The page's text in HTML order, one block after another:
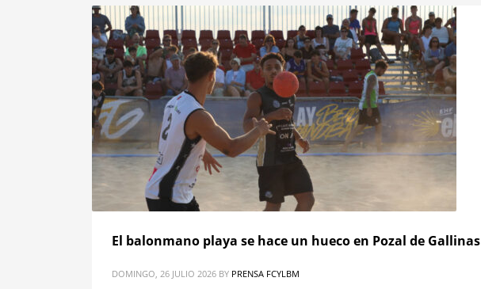
El balonmano playa se hace un hueco en Pozal de Gallinas
DOMINGO, 26 JULIO 2026 BY PRENSA FCYLBM